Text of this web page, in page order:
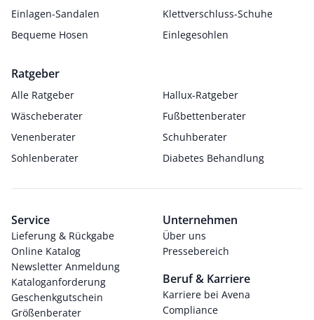
Einlagen-Sandalen
Klettverschluss-Schuhe
Bequeme Hosen
Einlegesohlen
Ratgeber
Alle Ratgeber
Hallux-Ratgeber
Wäscheberater
Fußbettenberater
Venenberater
Schuhberater
Sohlenberater
Diabetes Behandlung
Service
Lieferung & Rückgabe
Online Katalog
Newsletter Anmeldung
Kataloganforderung
Geschenkgutschein
Größenberater
Unternehmen
Über uns
Pressebereich
Beruf & Karriere
Karriere bei Avena
Compliance